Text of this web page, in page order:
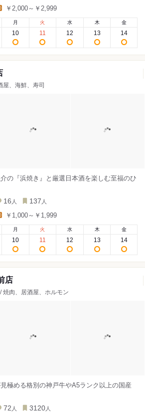
￥2,000～￥2,999
月
10
火
11
水
12
木
13
金
14
屋、海鮮、寿司
の『浜焼き』と厳選日本酒を楽しむ至福のひ
16 人 137 人
￥1,000～￥1,999
月
10
火
11
水
12
木
13
金
14
店
焼肉、居酒屋、ホルモン
見極める格別の神戸牛やA5ランク以上の国産
72 人 3120 人